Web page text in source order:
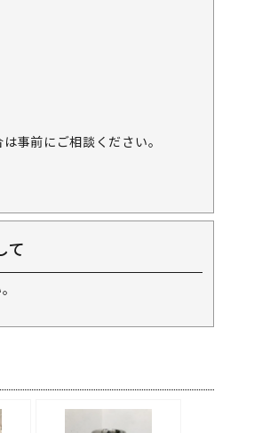
事前にご相談ください。
て